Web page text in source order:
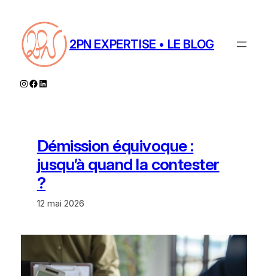
contenu
2PN EXPERTISE • LE BLOG
Instagram
Facebook
LinkedIn
Démission équivoque :
jusqu’à quand la contester
?
12 mai 2026